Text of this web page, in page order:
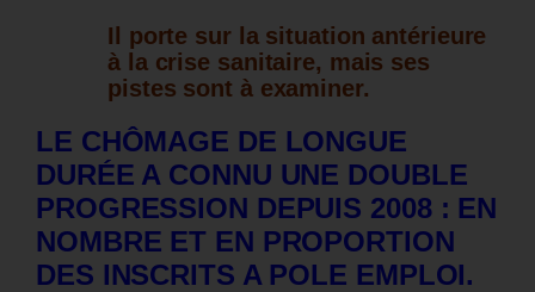
Il porte sur la situation antérieure
à la crise sanitaire, mais ses
pistes sont à examiner.
LE CHÔMAGE DE LONGUE
DURÉE A CONNU UNE DOUBLE
PROGRESSION DEPUIS 2008 : EN
NOMBRE ET EN PROPORTION
DES INSCRITS A POLE EMPLOI.